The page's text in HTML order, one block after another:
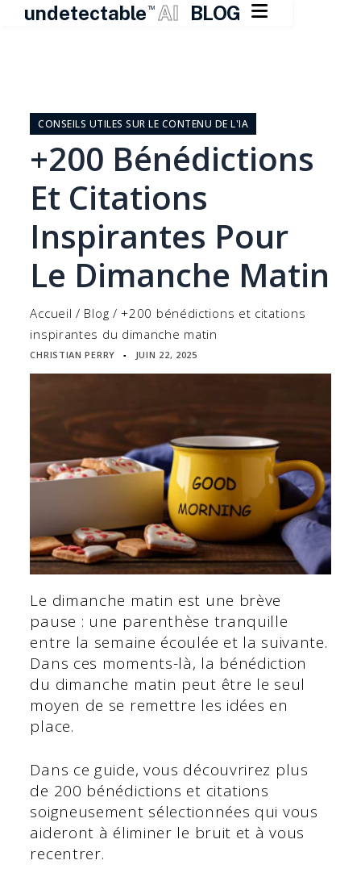
undetectable TM AI BLOG 
contentCONSEILS UTILES SUR LE CONTENU DE L'IA
+200 Bénédictions
Et Citations
Inspirantes Pour
Le Dimanche Matin
Accueil / Blog / +200 bénédictions et citations
inspirantes du dimanche matin
CHRISTIAN PERRY ▪ JUIN 22, 2025
Le dimanche matin est une brève
pause : une parenthèse tranquille
entre la semaine écoulée et la suivante.
Dans ces moments-là, la bénédiction
du dimanche matin peut être le seul
moyen de se remettre les idées en
place.
Dans ce guide, vous découvrirez plus
de 200 bénédictions et citations
soigneusement sélectionnées qui vous
aideront à éliminer le bruit et à vous
recentrer.